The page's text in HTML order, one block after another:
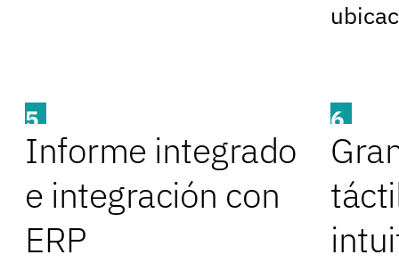
5
Informe integrado
e integración con
ERP
6